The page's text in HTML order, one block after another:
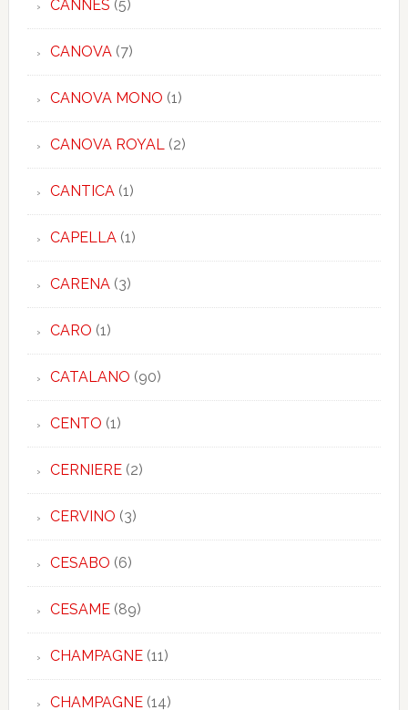
CANNES (5)
CANOVA(7)
CANOVA MONO (1)
CANOVA ROYAL(2)
CANTICA(1)
CAPELLA(1)
CARENA(3)
CARO (1)
CATALANO (90)
CENTO (1)
CERNIERE(2)
CERVINO (3)
CESABO (6)
CESAME(89)
CHAMPAGNE(11)
CHAMPAGNE(14)